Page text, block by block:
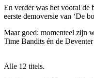
En verder was het vooral de
eerste demoversie van ‘De
Maar goed: momenteel zijn
Time Bandits én de
Alle 12 titels.